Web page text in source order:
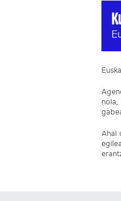
nola,
Ahal